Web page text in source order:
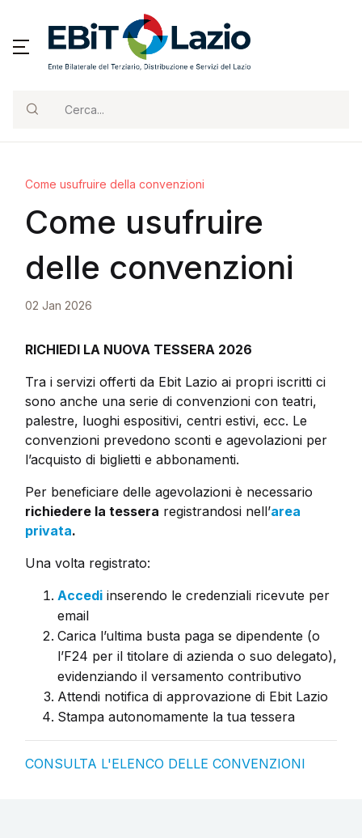
Come usufruire della convenzioni
Come usufruire
delle convenzioni
02 Jan 2026
RICHIEDI LA NUOVA TESSERA 2026
Tra i servizi offerti da Ebit Lazio ai propri iscritti ci
sono anche una serie di convenzioni con teatri,
palestre, luoghi espositivi, centri estivi, ecc. Le
convenzioni prevedono sconti e agevolazioni per
l’acquisto di biglietti e abbonamenti.
Per beneficiare delle agevolazioni è necessario
richiedere la tessera registrandosi nell’area
privata.
Una volta registrato:
Accedi inserendo le credenziali ricevute per
email
Carica l’ultima busta paga se dipendente (o
l’F24 per il titolare di azienda o suo delegato),
evidenziando il versamento contributivo
Attendi notifica di approvazione di Ebit Lazio
Stampa autonomamente la tua tessera
CONSULTA L'ELENCO DELLE CONVENZIONI